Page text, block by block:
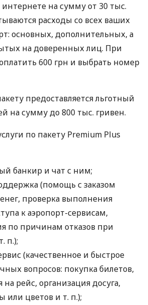
интернете на сумму от 30 тыс.
расходы со всех ваших
основных, дополнительных, а
на доверенных лиц. При
600 грн и выбрать номер
предоставляется льготный
на сумму до 800 тыс. гривен.
по пакету Premium Plus
банкир и чат с ним;
(помощь с заказом
проверка выполнения
к аэропорт-сервисам,
по причинам отказов при
п.);
(качественное и быстрое
вопросов: покупка билетов,
на рейс, организация досуга,
или цветов и т. п.);